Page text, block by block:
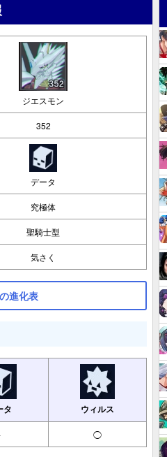
ジエスモン
352
データ
究極体
聖騎士型
気さく
進化表
タ ウィルス
◯